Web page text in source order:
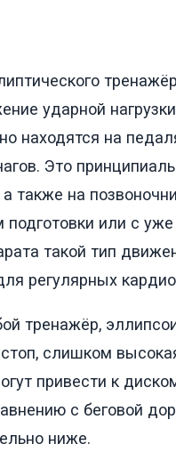
ударной
находятся на
Это
также на
подготовки или с
такой тип
регулярных
тренажёр,
слишком
привести к
с беговой
ниже.